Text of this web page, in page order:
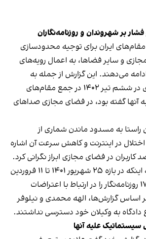
بر شهروندان و روزنامه‌نگاران
ایران برای توجیه محدودسازی
و سایر فضاها، به اعمال رویه‌های
می‌دهند. این گزارش از جمله به
سخنان علی خامنه‌ای در ششم تیر ۱۴۰۲ در جمع مقام‌های
آنها گفته بود، در فضای مجازی صداهای
به مسدود ماندن شماری از
در اینترنت و کاهش سرعت آن اشاره
کاربران در فضای مجازی ابراز نگرانی کرد.
این گزارش با اشاره به اینکه در بازه ۲۵ شهریور ۱۴۰۱ تا ۱۱ فروردین
۱۴۰۲، حکومت ایران ۱۷ روزنامه‌نگار را در ارتباط با اعتراضات
اساس گزارش‌ها، الهه محمدی و نیلوفر
به وکیلان خود دسترسی نداشتند.
علیه آنها